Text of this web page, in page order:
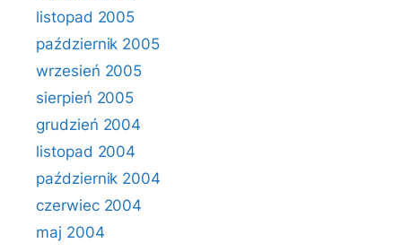
listopad 2005
październik 2005
wrzesień 2005
sierpień 2005
grudzień 2004
listopad 2004
październik 2004
czerwiec 2004
maj 2004